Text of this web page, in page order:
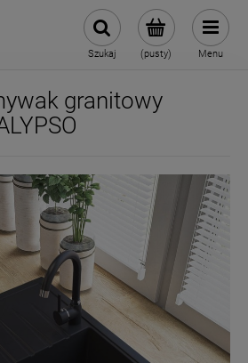
(pusty)
Szukaj Menu
granitowy